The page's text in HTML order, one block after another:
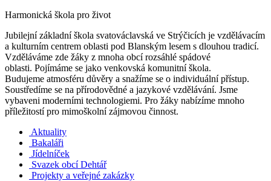
Harmonická škola pro život
Jubilejní základní škola svatováclavská ve Strýčicích je vzdělávacím
a kulturním centrem oblasti pod Blanským lesem s dlouhou tradicí.
Vzděláváme zde žáky z mnoha obcí rozsáhlé spádové
oblasti. Pojímáme se jako venkovská komunitní škola.
Budujeme atmosféru důvěry a snažíme se o individuální přístup.
Soustředíme se na přírodovědné a jazykové vzdělávání. Jsme
vybaveni moderními technologiemi. Pro žáky nabízíme mnoho
příležitostí pro mimoškolní zájmovou činnost.
Aktuality
Bakaláři
Jídelníček
Svazek obcí Dehtář
Projekty a veřejné zakázky